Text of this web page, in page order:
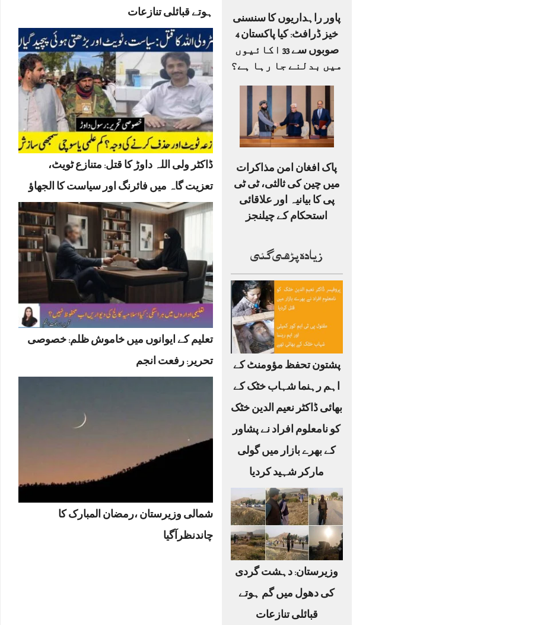
ہوتے قبائلی تنازعات
ڈاکٹر ولی اللہ داوڑ کا قتل: متنازع ٹویٹ،
تعزیت گاہ میں فائرنگ اور سیاست کا الجھاؤ
تعلیم کے ایوانوں میں خاموش ظلم: خصوصی
تحریر: رفعت انجم
شمالی وزیرستان ،رمضان المبارک کا
چاندنظرآگیا
پاور راہداریوں کا سنسنی
خیز ڈرافٹ: کیا پاکستان 4
صوبوں سے 33 اکائیوں
میں بدلنے جا رہا ہے؟
پاک افغان امن مذاکرات
میں چین کی ثالثی، ٹی ٹی
پی کا بیانیہ اور علاقائی
استحکام کے چیلنجز
زیادہ پڑھی گئی
پشتون تحفظ مؤومنٹ کے
اہم رہنما شہاب خٹک کے
بھائی ڈاکٹر نعیم الدین خٹک
کو نامعلوم افراد نے پشاور
کے بھرے بازار میں گولی
مارکر شہید کردیا
وزیرستان: دہشت گردی
کی دھول میں گم ہوتے
قبائلی تنازعات